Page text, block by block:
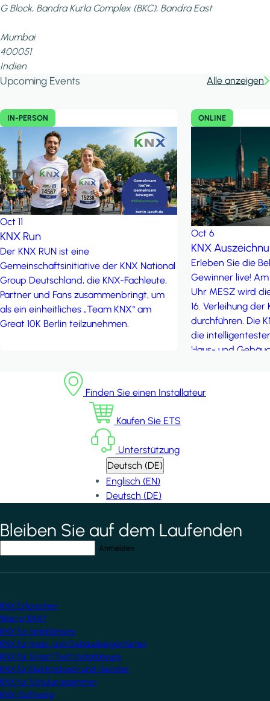
G Block, Bandra Kurla Complex (BKC), Bandra East
Mumbai
400051
Indien
Upcoming Events Alle anzeigen
IN-PERSON
Oct 11
KNX Run
Der KNX RUN ist eine
Gemeinschaftsinitiative der KNX National
Group Deutschland, die KNX-Fachleute,
Partner und Fans zusammenbringt, um
als ein einheitliches „Team KNX“ am
Great 10K Berlin teilzunehmen.
ONLINE
Oct 6
KNX
Erleben Sie die
Gewinner live!
Uhr MESZ wird
16. Verleihung der
durchführen. Die
die
Haus- und
auszeichnen.
Finden Sie einen Installateur
Kaufen Sie ETS
Unterstützung
Deutsch (DE)
Englisch (EN)
Deutsch (DE)
*indicates required field
Bleiben Sie auf dem Laufenden
KNX Erforschen
Was ist KNX?
KNX für Installateure
KNX für Haus- und Gebäudeeigentümer
KNX für Smart Tech Installateure
KNX für Elektroplaner und -berater
KNX für Schulungszentren
KNX-Software